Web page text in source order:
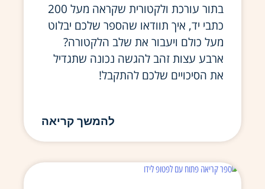
בתור עורכת ולקטורית שקראה מעל 200
כתבי יד, איך תוודאו שהספר שלכם יבלוט
מעל כולם ויעבור את שלב הלקטורה?
ארבע עצות זהב להגשה נכונה שתגדיל
את הסיכויים שלכם להתקבל!
להמשך קריאה